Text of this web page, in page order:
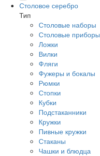
Столовое серебро
Тип
Столовые наборы
Столовые приборы
Ложки
Вилки
Фляги
Фужеры и бокалы
Рюмки
Стопки
Кубки
Подстаканники
Кружки
Пивные кружки
Стаканы
Чашки и блюдца